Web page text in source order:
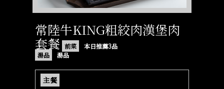
常陸牛KING粗絞肉漢堡肉
套餐 前菜
本日推薦3品
湯品
湯品
主餐